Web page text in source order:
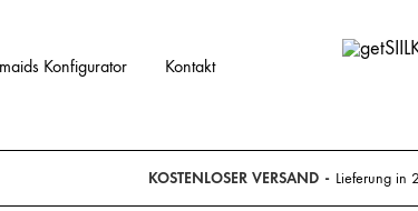
Konfigurator Kontakt
Lehengas
bei
KOSTENLOSER VERSAND Lieferung in